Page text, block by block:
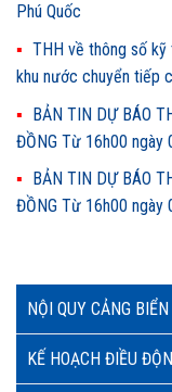
NỘI QUY CẢNG BIỂN
KẾ HOẠCH ĐIỀU
Phú Quốc
THH về thông số
khu nước chuyển tiếp
BẢN TIN DỰ BÁO
ĐỒNG Từ 16h00
BẢN TIN DỰ BÁO
ĐỒNG Từ 16h00